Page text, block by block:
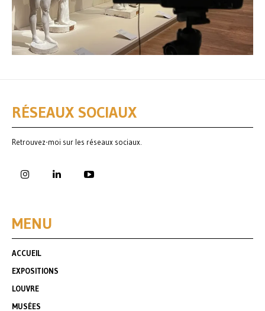
RÉSEAUX SOCIAUX
Retrouvez-moi sur les réseaux sociaux.
MENU
ACCUEIL
EXPOSITIONS
LOUVRE
MUSÉES